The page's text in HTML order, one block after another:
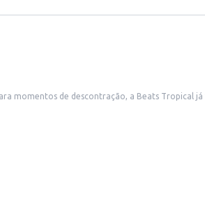
momentos de descontração, a Beats Tropical